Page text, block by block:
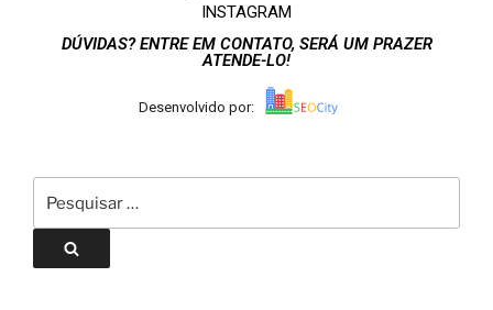
INSTAGRAM
DÚVIDAS? ENTRE EM CONTATO, SERÁ UM PRAZER
ATENDE-LO!
Desenvolvido por: